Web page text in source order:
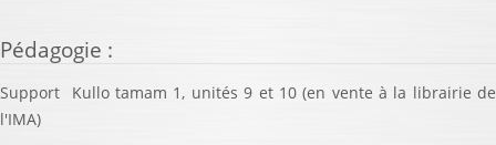
Pédagogie :
Support Kullo tamam 1, unités 9 et 10 (en vente à la librairie de
l'IMA)